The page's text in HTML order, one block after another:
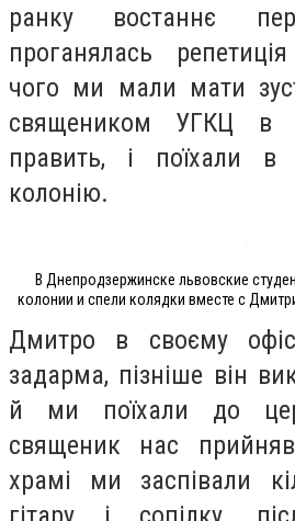
ранку востаннє
проганялась
чого ми мали мати
священиком УГКЦ в
править, і поїхали в
колонію.
В Днепродзержинске львовские
колонии и спели колядки вместе с
Дмитро в своєму
задарма, пізніше він
й ми поїхали до
священик нас
храмі ми заспівали